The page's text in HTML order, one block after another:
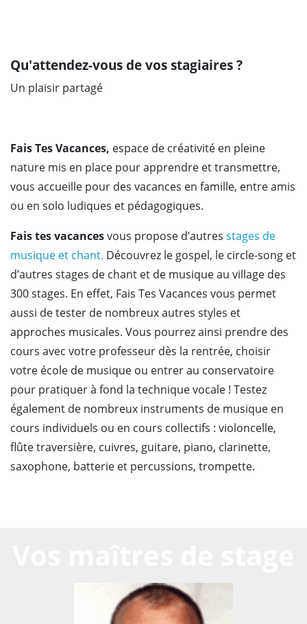
Qu'attendez-vous de vos stagiaires ?
Un plaisir partagé
Fais Tes Vacances, espace de créativité en pleine
nature mis en place pour apprendre et transmettre,
vous accueille pour des vacances en famille, entre amis
ou en solo ludiques et pédagogiques.
Fais tes vacancesvous propose d’autres stages de
musique et chant. Découvrez le gospel, le circle-song et
d’autres stages de chant et de musique au village des
300 stages. En effet, Fais Tes Vacances vous permet
aussi de tester de nombreux autres styles et
approches musicales. Vous pourrez ainsi prendre des
cours avec votre professeur dès la rentrée, choisir
votre école de musique ou entrer au conservatoire
pour pratiquer à fond la technique vocale ! Testez
également de nombreux instruments de musique en
cours individuels ou en cours collectifs : violoncelle,
flûte traversière, cuivres, guitare, piano, clarinette,
saxophone, batterie et percussions, trompette.